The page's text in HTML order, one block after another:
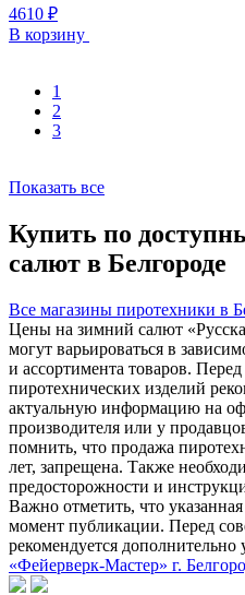
4610 ₽
В корзину
1
2
3
Показать все
Купить по
салют в Белгороде
Все магазины пиротехники в
Цены на зимний салют
могут варьироваться в
и ассортимента товаров.
пиротехнических изделий
актуальную информацию на
производителя или у
помнить, что продажа
лет, запрещена. Также
предосторожности и
Важно отметить, что
момент публикации. Перед
рекомендуется
«Фейерверк-Мастер» г.